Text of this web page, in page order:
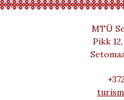
MTÜ
Pikk